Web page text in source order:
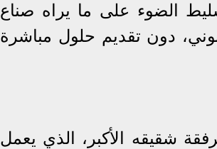
الضوء على ما يراه صناع
دون تقديم حلول مباشرة
شقيقه الأكبر، الذي يعمل